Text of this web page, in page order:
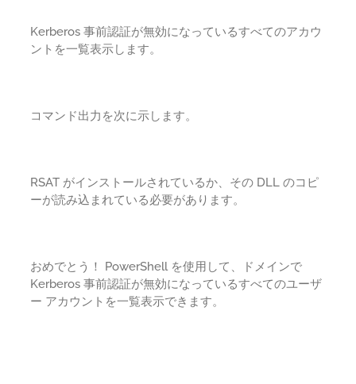
Kerberos 事前認証が無効になっているすべてのアカウ
ントを一覧表示します。
コマンド出力を次に示します。
RSAT がインストールされているか、その DLL のコピ
ーが読み込まれている必要があります。
おめでとう！ PowerShell を使用して、ドメインで
Kerberos 事前認証が無効になっているすべてのユーザ
ー アカウントを一覧表示できます。